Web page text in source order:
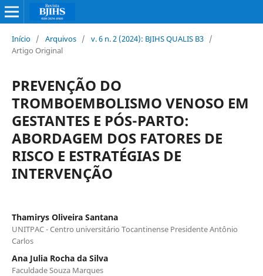
Início / Arquivos / v. 6 n. 2 (2024): BJIHS QUALIS B3 /
Artigo Original
PREVENÇÃO DO
TROMBOEMBOLISMO VENOSO EM
GESTANTES E PÓS-PARTO:
ABORDAGEM DOS FATORES DE
RISCO E ESTRATÉGIAS DE
INTERVENÇÃO
Thamirys Oliveira Santana
UNITPAC - Centro universitário Tocantinense Presidente Antônio
Carlos
Ana Julia Rocha da Silva
Faculdade Souza Marques